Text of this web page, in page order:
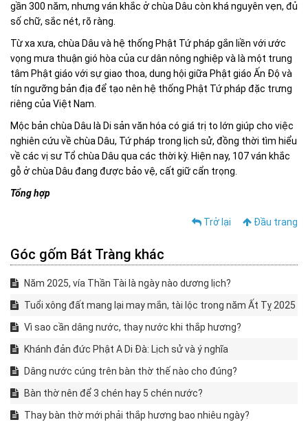
gần 300 năm, nhưng ván khắc ở chùa Dâu còn khá nguyên vẹn, đủ
số chữ, sắc nét, rõ ràng.
Từ xa xưa, chùa Dâu và hệ thống Phật Tứ pháp gắn liền với ước
vọng mưa thuận gió hòa của cư dân nông nghiệp và là một trung
tâm Phật giáo với sự giao thoa, dung hội giữa Phật giáo Ấn Độ và
tín ngưỡng bản địa để tạo nên hệ thống Phật Tứ pháp đặc trưng
riêng của Việt Nam.
Mộc bản chùa Dâu là Di sản văn hóa có giá trị to lớn giúp cho việc
nghiên cứu về chùa Dâu, Tứ pháp trong lịch sử, đồng thời tìm hiểu
về các vị sư Tổ chùa Dâu qua các thời kỳ. Hiện nay, 107 ván khắc
gỗ ở chùa Dâu đang được bảo vệ, cất giữ cẩn trọng.
Tổng hợp
Trở lại Đầu trang
Góc gốm Bát Tràng khác
Năm 2025, vía Thần Tài là ngày nào dương lịch?
Tuổi xông đất mang lại may mắn, tài lộc trong năm Ất Tỵ 2025
Vì sao cần dâng nước, thay nước khi thắp hương?
Khánh đản đức Phật A Di Đà: Lịch sử và ý nghĩa
Dâng nước cúng trên bàn thờ thế nào cho đúng?
Bàn thờ nên để 3 chén hay 5 chén nước?
Thay bàn thờ mới phải thắp hương bao nhiêu ngày?